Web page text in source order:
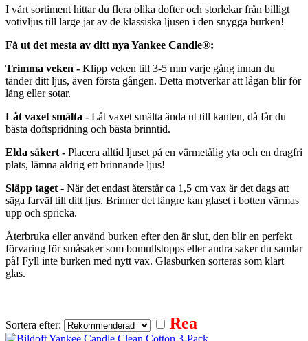
I vårt sortiment hittar du flera olika dofter och storlekar från billigt
votivljus till large jar av de klassiska ljusen i den snygga burken!
Få ut det mesta av ditt nya Yankee Candle®:
Trimma veken - Klipp veken till 3-5 mm varje gång innan du
tänder ditt ljus, även första gången. Detta motverkar att lågan blir för
lång eller sotar.
Låt vaxet smälta - Låt vaxet smälta ända ut till kanten, då får du
bästa doftspridning och bästa brinntid.
Elda säkert - Placera alltid ljuset på en värmetålig yta och en dragfri
plats, lämna aldrig ett brinnande ljus!
Släpp taget - När det endast återstår ca 1,5 cm vax är det dags att
säga farväl till ditt ljus. Brinner det längre kan glaset i botten värmas
upp och spricka.
Återbruka eller använd burken efter den är slut, den blir en perfekt
förvaring för småsaker som bomullstopps eller andra saker du samlar
på! Fyll inte burken med nytt vax. Glasburken sorteras som klart
glas.
Sortera efter: Rea